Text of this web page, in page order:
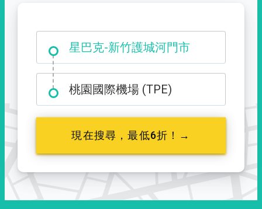
星巴克-新竹護城河門市
大霸尖山登山口
桃園國際機場 (TPE)
現在搜尋，最低6折！→